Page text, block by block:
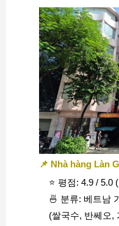
📌 Nhà hàng Làn
⭐ 평점: 4.9 / 5.0
🍜 분류: 베트남
(쌀국수, 반쎄오,